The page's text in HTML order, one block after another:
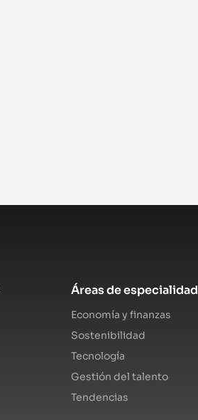
Áreas de especialidad
Economía y finanzas
Sostenibilidad
Tecnología
Gestión del talento
Tendencias